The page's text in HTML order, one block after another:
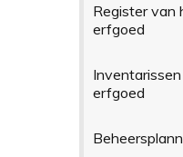
Register van
erfgoed
erfgoed